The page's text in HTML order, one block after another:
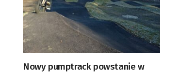
Nowy pumptrack powstanie w